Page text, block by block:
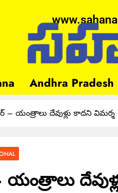
Andhra Pradesh
యంత్రాలు దేవుళ్లు కాదని విమర్శ